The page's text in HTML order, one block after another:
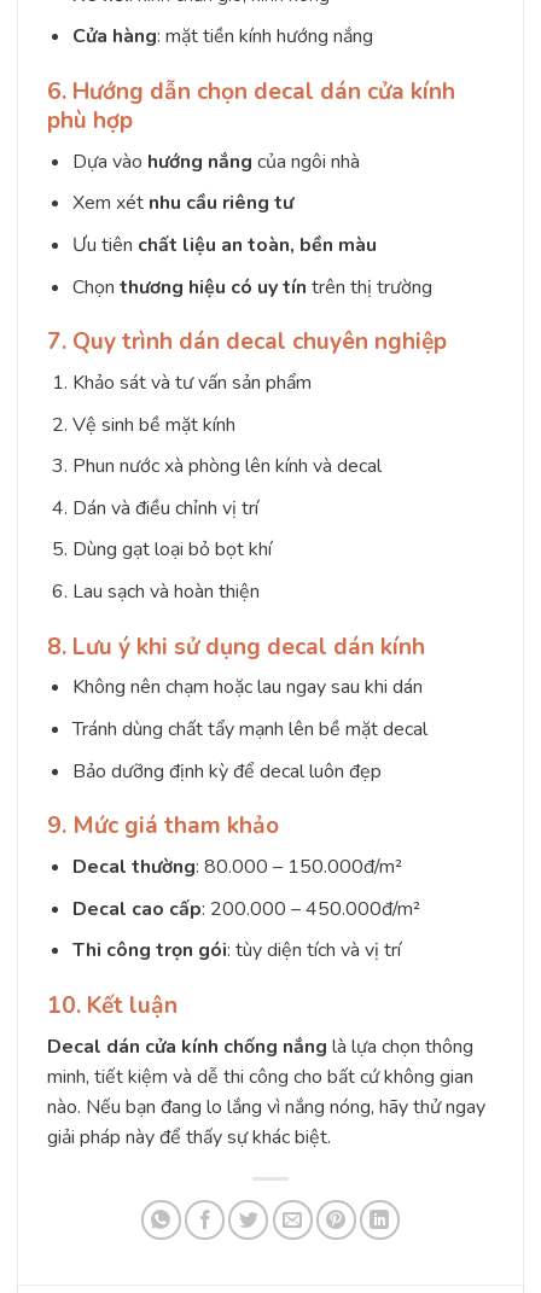
Cửa hàng: mặt tiền kính hướng nắng
6. Hướng dẫn chọn decal dán cửa kính
phù hợp
Dựa vào hướng nắng của ngôi nhà
Xem xét nhu cầu riêng tư
Ưu tiên chất liệu an toàn, bền màu
Chọn thương hiệu có uy tín trên thị trường
7. Quy trình dán decal chuyên nghiệp
Khảo sát và tư vấn sản phẩm
Vệ sinh bề mặt kính
Phun nước xà phòng lên kính và decal
Dán và điều chỉnh vị trí
Dùng gạt loại bỏ bọt khí
Lau sạch và hoàn thiện
8. Lưu ý khi sử dụng decal dán kính
Không nên chạm hoặc lau ngay sau khi dán
Tránh dùng chất tẩy mạnh lên bề mặt decal
Bảo dưỡng định kỳ để decal luôn đẹp
9. Mức giá tham khảo
Decal thường: 80.000 – 150.000đ/m²
Decal cao cấp: 200.000 – 450.000đ/m²
Thi công trọn gói: tùy diện tích và vị trí
10. Kết luận
Decal dán cửa kính chống nắng là lựa chọn thông
minh, tiết kiệm và dễ thi công cho bất cứ không gian
nào. Nếu bạn đang lo lắng vì nắng nóng, hãy thử ngay
giải pháp này để thấy sự khác biệt.